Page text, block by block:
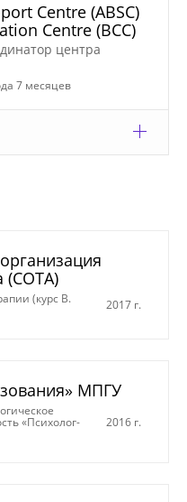
Centre (ABSC)
Centre (BCC)
центра
7 месяцев
(СОТА)
(курс В. 2017 г.
МПГУ
«Психолог- 2016 г.